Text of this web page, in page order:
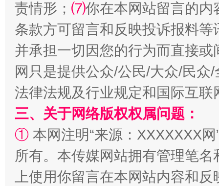
阿坝州三大球赛在茂县开幕 规模
责情形； ⑺你在本网站留言的内
条款方可留言和反映投诉报料
并承担一切因您的行为而直接
网只是提供公众/公民/大众/民
法律法规及行业规定和国际互
三、关于网络版权权属问题：
① 本网注明“来源：XXXXXXX
所有。本传媒网站拥有管理笔
上使用你留言在本网站内容和